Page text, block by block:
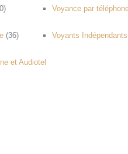
Voyance par
(36) Voyants Indépendants
et Audiotel